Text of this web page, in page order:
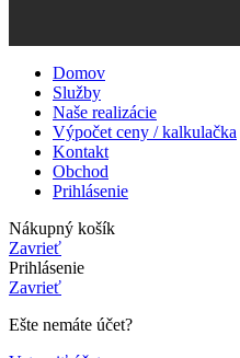
Domov
Služby
Naše realizácie
Výpočet ceny / kalkulačka
Kontakt
Obchod
Prihlásenie
Nákupný košík
Zavrieť
Prihlásenie
Zavrieť
Ešte nemáte účet?